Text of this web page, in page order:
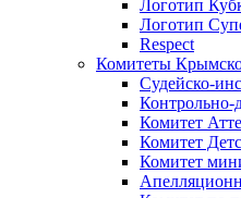
Логотип
Логотип
Respect
Комитеты
Судейско-
Контрольно-
Комитет
Комитет
Комитет